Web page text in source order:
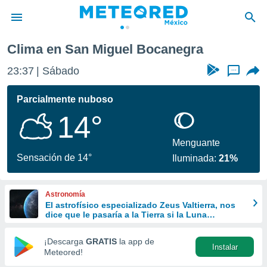
de
ha sido
que se
calidad.
a este
las
y
forma
digital
basada
Clima en San Miguel Bocanegra
23:37 Sábado ...
Parcialmente nuboso
14°
Sensación de 14°
Menguante
Iluminada:21%
Astronomía
El astrofísico especializado Zeus Valtierra, nos
dice que le pasaría a la Tierra si la Luna
¡Descarga GRATIS la app de
Meteored!
Instalar